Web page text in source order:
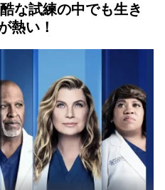
な試練の中でも生き
熱い！